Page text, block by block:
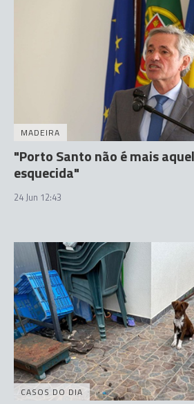
MADEIRA
"Porto Santo não é mais
esquecida"
24 Jun 12:43
CASOS DO DIA